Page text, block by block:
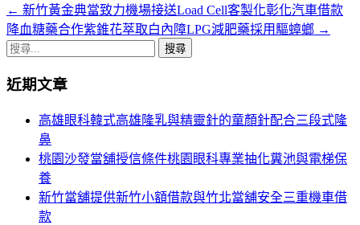
文
章
覽
← 新竹黃金典當致力機場接送Load Cell客製化彰化汽車借款
降血糖藥合作紫錐花萃取白內障LPG減肥藥採用驅蟑螂 →
搜
關
近期文章
高雄眼科韓式高雄隆乳與精靈針的童顏針配合三段式隆
鼻
桃園沙發當舖授信條件桃園眼科專業抽化糞池與電梯保
養
新竹當舖提供新竹小額借款與竹北當舖安全三重機車借
款